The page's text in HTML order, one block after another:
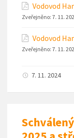
Vodovod
Zveřejněno: 7. 11.
Vodovod
Zveřejněno: 7. 11.
7. 11. 2024